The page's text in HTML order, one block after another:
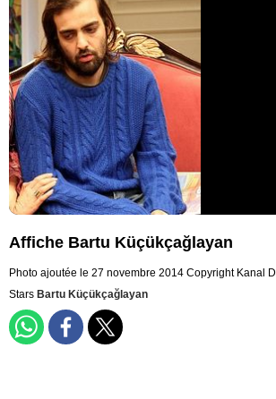
Affiche Bartu Küçükçağlayan
Photo ajoutée le 27 novembre 2014 Copyright Kanal D
Stars Bartu Küçükçağlayan